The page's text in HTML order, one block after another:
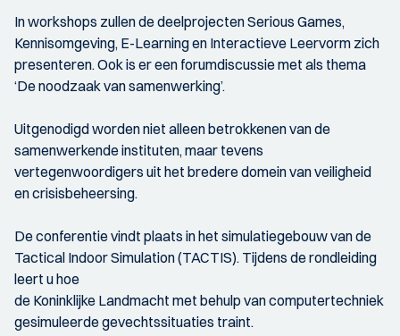
In workshops zullen de deelprojecten Serious Games,
Kennisomgeving, E-Learning en Interactieve Leervorm zich
presenteren. Ook is er een forumdiscussie met als thema
‘De noodzaak van samenwerking’.
Uitgenodigd worden niet alleen betrokkenen van de
samenwerkende instituten, maar tevens
vertegenwoordigers uit het bredere domein van veiligheid
en crisisbeheersing.
De conferentie vindt plaats in het simulatiegebouw van de
Tactical Indoor Simulation (TACTIS). Tijdens de rondleiding
leert u hoe
de Koninklijke Landmacht met behulp van computertechniek
gesimuleerde gevechtssituaties traint.